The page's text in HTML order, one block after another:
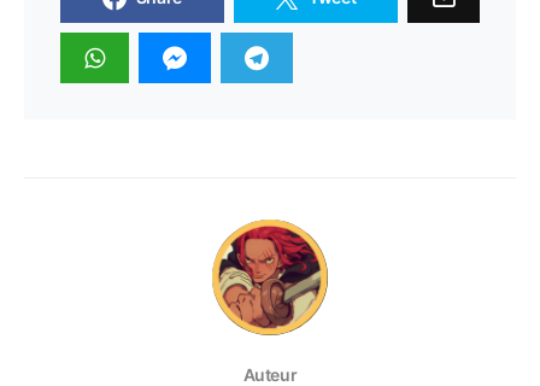
Auteur